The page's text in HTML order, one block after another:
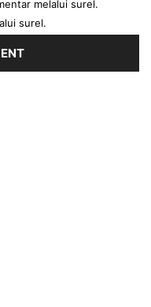
melalui surel.
surel.